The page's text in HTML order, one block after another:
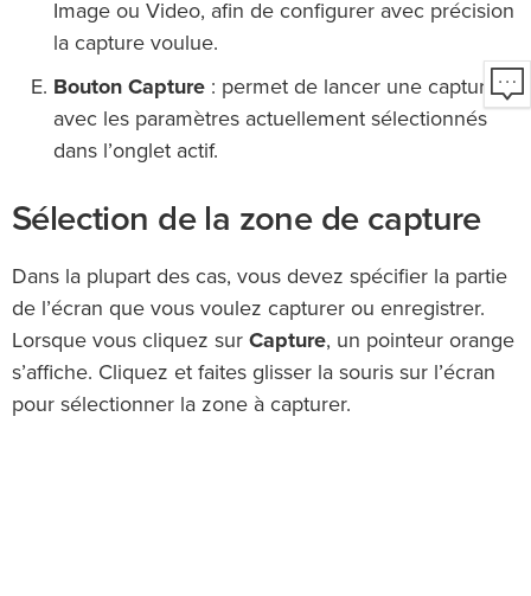
Image ou Video, afin de configurer avec précision
la capture voulue.
Bouton Capture : permet de lancer une capture
avec les paramètres actuellement sélectionnés
dans l’onglet actif.
Sélection de la zone de capture
Dans la plupart des cas, vous devez spécifier la partie
de l’écran que vous voulez capturer ou enregistrer.
Lorsque vous cliquez sur Capture, un pointeur orange
s’affiche. Cliquez et faites glisser la souris sur l’écran
pour sélectionner la zone à capturer.